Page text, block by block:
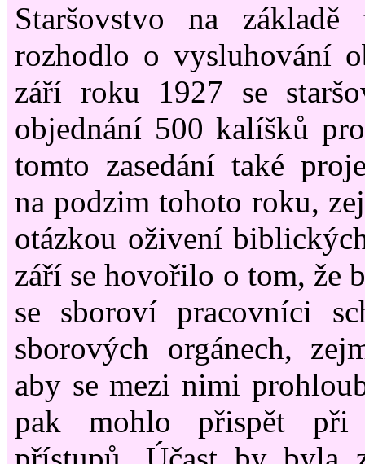
Staršovstvo na základě
rozhodlo o vysluhování
září roku 1927 se
objednání 500 kalíšků
tomto zasedání také
na podzim tohoto roku,
otázkou oživení
září se hovořilo o tom, že
se sboroví pracovníci
sborových orgánech,
aby se mezi nimi
pak mohlo přispět při